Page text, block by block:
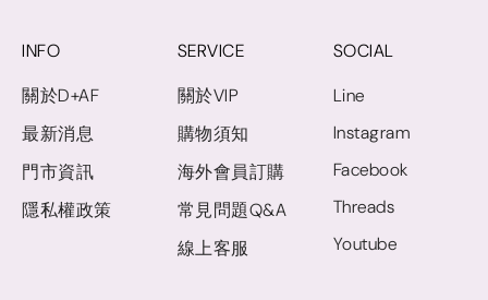
INFO
關於D+AF
最新消息
門市資訊
隱私權政策
SERVICE
關於VIP
購物須知
海外會員訂購
常見問題Q&A
線上客服
SOCIAL
Line
Instagram
Facebook
Threads
Youtube